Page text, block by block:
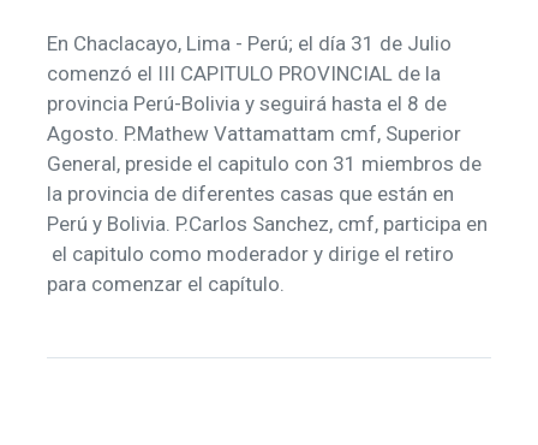
En Chaclacayo, Lima - Perú; el día 31 de Julio
comenzó el III CAPITULO PROVINCIAL de la
provincia Perú-Bolivia y seguirá hasta el 8 de
Agosto. P.Mathew Vattamattam cmf, Superior
General, preside el capitulo con 31 miembros de
la provincia de diferentes casas que están en
Perú y Bolivia. P.Carlos Sanchez, cmf, participa en
el capitulo como moderador y dirige el retiro
para comenzar el capítulo.